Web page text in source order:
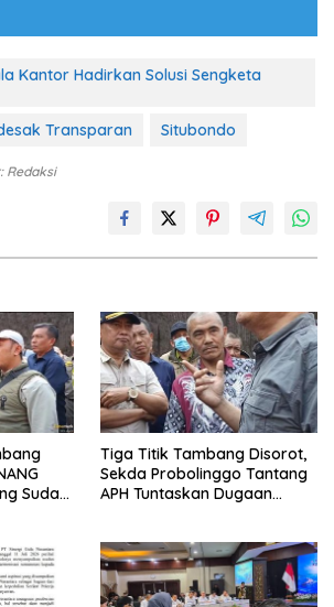
Kantor Hadirkan Solusi Sengketa
Transparan
Situbondo
Redaksi
Sudah
Tiga Titik Tambang Disorot,
Sekda Probolinggo Tantang
APH Tuntaskan Dugaan